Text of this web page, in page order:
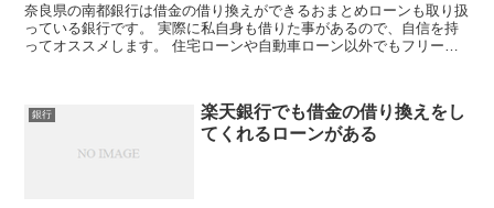
奈良県の南都銀行は借金の借り換えができるおまとめローンも取り扱
っている銀行です。 実際に私自身も借りた事があるので、自信を持
ってオススメします。 住宅ローンや自動車ローン以外でもフリーロ
銀行
楽天銀行でも借金の借り換えをし
てくれるローンがある